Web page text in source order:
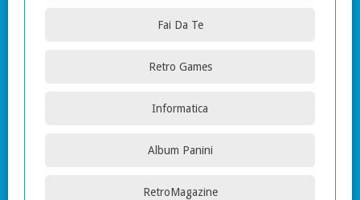
Fai Da Te
Retro Games
Informatica
Album Panini
RetroMagazine